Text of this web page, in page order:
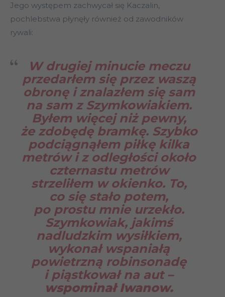
Jego występem zachwycał się Kaczalin,
pochlebstwa płynęły również od zawodników
rywali:
W drugiej minucie meczu
przedarłem się przez waszą
obronę i znalazłem się sam
na sam z Szymkowiakiem.
Byłem więcej niż pewny,
że zdobędę bramkę. Szybko
podciągnąłem piłkę kilka
metrów i z odległości około
czternastu metrów
strzeliłem w okienko. To,
co się stało potem,
po prostu mnie urzekło.
Szymkowiak, jakimś
nadludzkim wysiłkiem,
wykonał wspaniałą
powietrzną robinsonadę
i piąstkował na aut –
wspominał Iwanow.